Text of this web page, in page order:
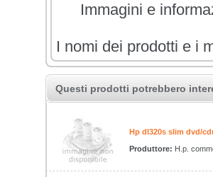
Immagini e
I nomi dei prodotti e i
Questi prodotti potrebbero
Hp dl320s slim dvd/
Produttore: H.p.